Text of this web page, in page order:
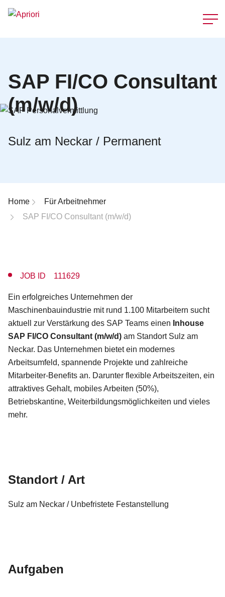
SAP FI/CO Consultant
(m/w/d)
Sulz am Neckar / Permanent
Breadcrumb-Navigation
Home
Für Arbeitnehmer
SAP FI/CO Consultant (m/w/d)
JOB ID 111629
Ein erfolgreiches Unternehmen der
Maschinenbauindustrie mit rund 1.100 Mitarbeitern sucht
aktuell zur Verstärkung des SAP Teams einen Inhouse
SAP FI/CO Consultant (m/w/d) am Standort Sulz am
Neckar. Das Unternehmen bietet ein modernes
Arbeitsumfeld, spannende Projekte und zahlreiche
Mitarbeiter-Benefits an. Darunter flexible Arbeitszeiten, ein
attraktives Gehalt, mobiles Arbeiten (50%),
Betriebskantine, Weiterbildungsmöglichkeiten und vieles
mehr.
Standort / Art
Sulz am Neckar / Unbefristete Festanstellung
Aufgaben